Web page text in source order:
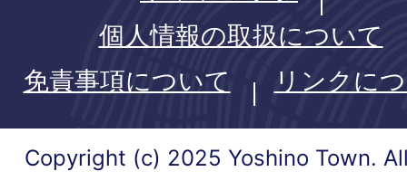
個人情報の取扱について
免責事項について
リンクに
Copyright (c) 2025 Yoshino Town.